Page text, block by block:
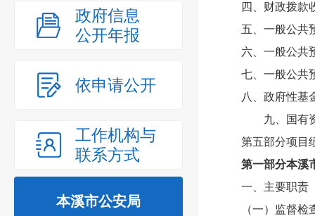
政府信息
公开年报
依申请公开
工作机构与
联系方式
本溪市公安局
四、财政拨款
五、一般公共
六、一般公共
七、一般公共
八、政府性基
九、国有
第五部分项目
第一部分本溪
一、主要职责
（一）监督